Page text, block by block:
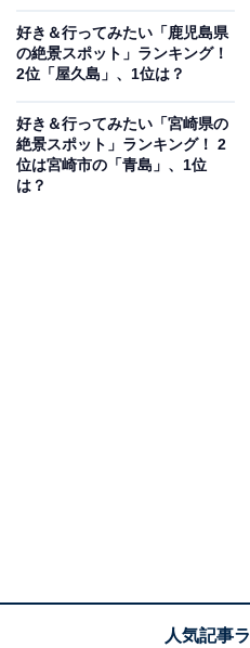
好き＆行ってみたい「鹿児島県
の絶景スポット」ランキング！
2位「屋久島」、1位は？
好き＆行ってみたい「宮崎県の
絶景スポット」ランキング！ 2
位は宮崎市の「青島」、1位
は？